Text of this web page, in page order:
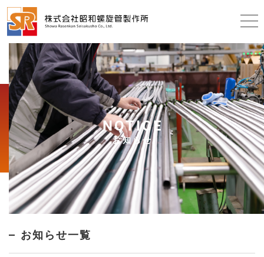
NOTICE
お知らせ
お知らせ一覧